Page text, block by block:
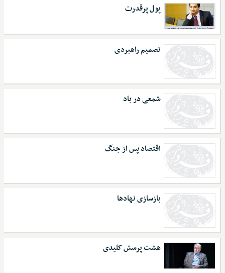
پول پرقدرت
تصمیم راهبردی
شمعی در باد
اقتصاد پس از جنگ
بازسازی نهادها
هشت پرسش کلیدی